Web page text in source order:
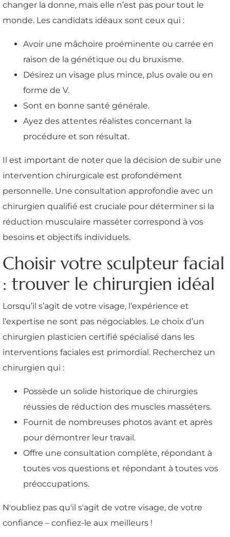
changer la donne, mais elle n’est pas pour tout le
monde. Les candidats idéaux sont ceux qui :
Avoir une mâchoire proéminente ou carrée en
raison de la génétique ou du bruxisme.
Désirez un visage plus mince, plus ovale ou en
forme de V.
Sont en bonne santé générale.
Ayez des attentes réalistes concernant la
procédure et son résultat.
Il est important de noter que la décision de subir une
intervention chirurgicale est profondément
personnelle. Une consultation approfondie avec un
chirurgien qualifié est cruciale pour déterminer si la
réduction musculaire masséter correspond à vos
besoins et objectifs individuels.
Choisir votre sculpteur facial
: trouver le chirurgien idéal
Lorsqu’il s’agit de votre visage, l’expérience et
l’expertise ne sont pas négociables. Le choix d’un
chirurgien plasticien certifié spécialisé dans les
interventions faciales est primordial. Recherchez un
chirurgien qui :
Possède un solide historique de chirurgies
réussies de réduction des muscles masséters.
Fournit de nombreuses photos avant et après
pour démontrer leur travail.
Offre une consultation complète, répondant à
toutes vos questions et répondant à toutes vos
préoccupations.
N'oubliez pas qu'il s'agit de votre visage, de votre
confiance – confiez-le aux meilleurs !